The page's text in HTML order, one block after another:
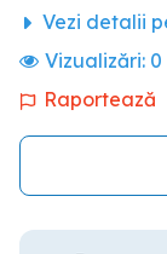
Vezi detalii
Vizualizări: 0
Raportează